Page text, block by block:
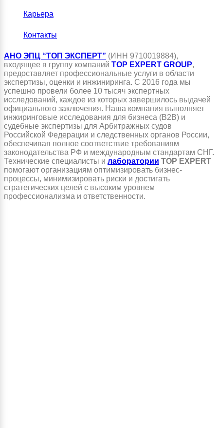
Карьера
Контакты
АНО ЭПЦ “ТОП ЭКСПЕРТ” (ИНН 9710019884),
входящее в группу компаний TOP EXPERT GROUP,
предоставляет профессиональные услуги в области
экспертизы, оценки и инжиниринга. С 2016 года мы
успешно провели более 10 тысяч экспертных
исследований, каждое из которых завершилось выдачей
официального заключения. Наша компания выполняет
инжиринговые исследования для бизнеса (B2B) и
судебные экспертизы для Арбитражных судов
Российской Федерации и следственных органов России,
обеспечивая полное соответствие требованиям
законодательства РФ и международным стандартам СНГ.
Технические специалисты и лаборатории TOP EXPERT
помогают организациям оптимизировать бизнес-
процессы, минимизировать риски и достигать
стратегических целей с высоким уровнем
профессионализма и ответственности.